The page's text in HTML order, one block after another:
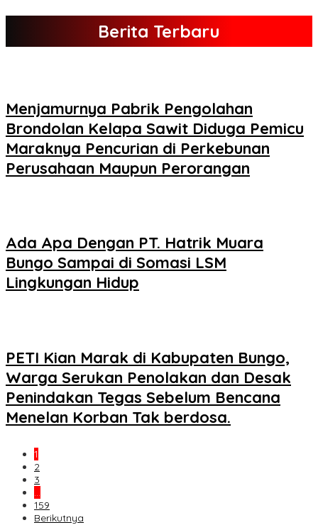
Berita Terbaru
Menjamurnya Pabrik Pengolahan
Brondolan Kelapa Sawit Diduga Pemicu
Maraknya Pencurian di Perkebunan
Perusahaan Maupun Perorangan
Ada Apa Dengan PT. Hatrik Muara
Bungo Sampai di Somasi LSM
Lingkungan Hidup
PETI Kian Marak di Kabupaten Bungo,
Warga Serukan Penolakan dan Desak
Penindakan Tegas Sebelum Bencana
Menelan Korban Tak berdosa.
1
2
3
…
159
Berikutnya